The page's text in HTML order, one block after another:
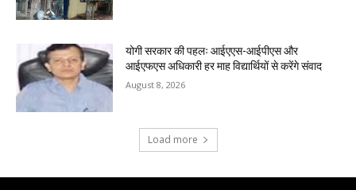
योगी सरकार की पहलः आईएएस-आईपीएस और
आईएफएस अधिकारी हर माह विद्यार्थियों से करेंगे संवाद
August 8, 2026
Load more